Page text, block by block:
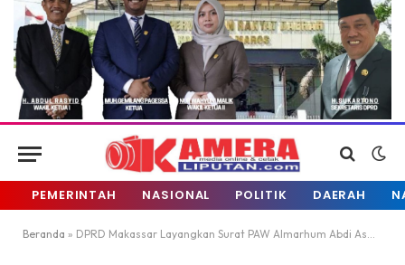
PEMERINTAH NASIONAL POLITIK DAERAH
Beranda » DPRD Makassar Layangkan Surat PAW Almarhum Abdi Asmara